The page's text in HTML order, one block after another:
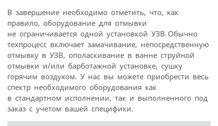
В завершение необходимо отметить, что, как
правило, оборудование для отмывки
не ограничивается одной установкой УЗВ. Обычно
техпроцесс включает замачивание, непосредственную
отмывку в УЗВ, ополаскивание в ванне струйной
отмывки и/или барботажной установке, сушку
горячим воздухом. У нас вы можете приобрести весь
спектр необходимого оборудования как
в стандартном исполнении, так и выполненного под
заказ с учетом вашей специфики.